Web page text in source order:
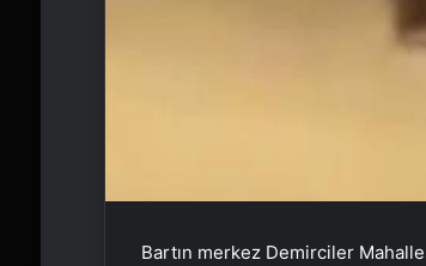
Bartın merkez Demirciler